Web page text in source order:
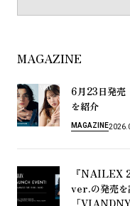
MAGAZINE
6月23日発売
を紹介
MAGAZINE
『NAILEX
ver.の発売を